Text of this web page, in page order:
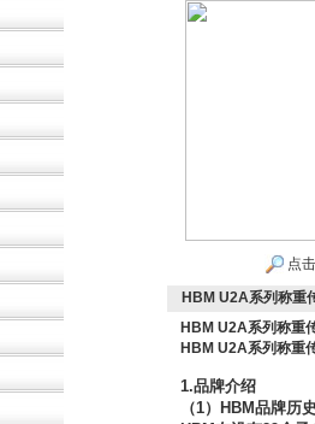
点
HBM U2A系列称重
HBM U2A系列称重
HBM U2A系列称重
1.品牌介绍
（1） HBM品牌历